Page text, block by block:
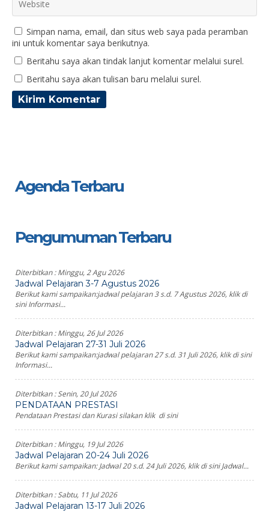
Simpan nama, email, dan situs web saya pada peramban
ini untuk komentar saya berikutnya.
Beritahu saya akan tindak lanjut komentar melalui surel.
Beritahu saya akan tulisan baru melalui surel.
Agenda Terbaru
Pengumuman Terbaru
Diterbitkan :Minggu, 2 Agu 2026
Jadwal Pelajaran 3-7 Agustus 2026
Berikut kami sampaikan:jadwal pelajaran 3 s.d. 7 Agustus 2026, klik di
sini Informasi...
Diterbitkan :Minggu, 26 Jul 2026
Jadwal Pelajaran 27-31 Juli 2026
Berikut kami sampaikan:jadwal pelajaran 27 s.d. 31 Juli 2026, klik di sini
Informasi...
Diterbitkan :Senin, 20 Jul 2026
PENDATAAN PRESTASI
Pendataan Prestasi dan Kurasi silakan klik di sini
Diterbitkan :Minggu, 19 Jul 2026
Jadwal Pelajaran 20-24 Juli 2026
Berikut kami sampaikan: Jadwal 20 s.d. 24 Juli 2026, klik di sini Jadwal...
Diterbitkan :Sabtu, 11 Jul 2026
Jadwal Pelajaran 13-17 Juli 2026